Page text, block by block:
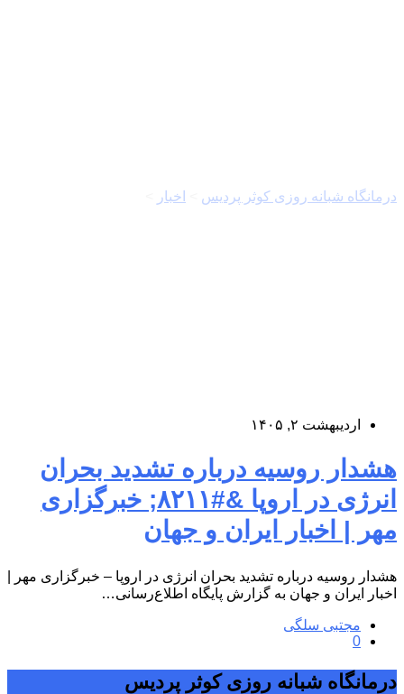
درمانگاه شبانه روزی کوثر پردیس اخبار
اردیبهشت ۲, ۱۴۰۵
هشدار روسیه درباره تشدید بحران
انرژی در اروپا &#۸۲۱۱; خبرگزاری
مهر | اخبار ایران و جهان
هشدار روسیه درباره تشدید بحران انرژی در اروپا – خبرگزاری مهر |
اخبار ایران و جهان به گزارش پایگاه اطلاع‌رسانی…
مجتبی سلگی
0
درمانگاه شبانه روزی کوثر پردیس